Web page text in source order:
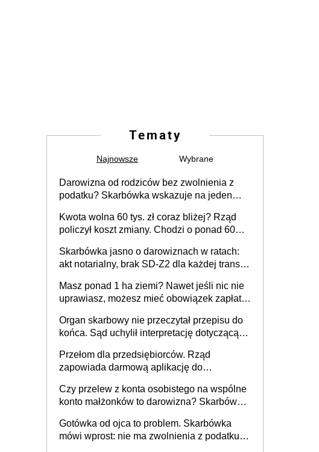
Tematy
Najnowsze Wybrane
Darowizna od rodziców bez zwolnienia z
podatku? Skarbówka wskazuje na jeden
Kwota wolna 60 tys. zł coraz bliżej? Rząd
policzył koszt zmiany. Chodzi o ponad 60
Skarbówka jasno o darowiznach w ratach:
akt notarialny, brak SD-Z2 dla każdej transzy
Masz ponad 1 ha ziemi? Nawet jeśli nic nie
uprawiasz, możesz mieć obowiązek zapłaty
Organ skarbowy nie przeczytał przepisu do
końca. Sąd uchylił interpretację dotyczącą
Przełom dla przedsiębiorców. Rząd
zapowiada darmową aplikację do
Czy przelew z konta osobistego na wspólne
konto małżonków to darowizna? Skarbówka
Gotówka od ojca to problem. Skarbówka
mówi wprost: nie ma zwolnienia z podatku